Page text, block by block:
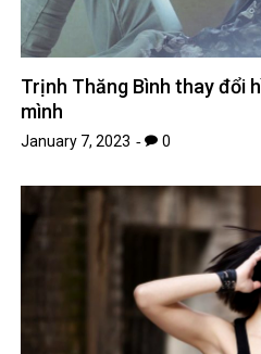
Trịnh Thăng Bình thay đổi
mình
January 7, 2023 0